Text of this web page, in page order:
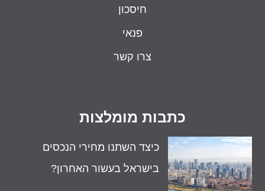
חיסכון
פנאי
צרו קשר
כתבות מומלצות
כיצד השתנו מחירי הנכסים
בישראל בעשור האחרון?